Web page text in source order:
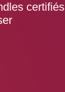
certifiés